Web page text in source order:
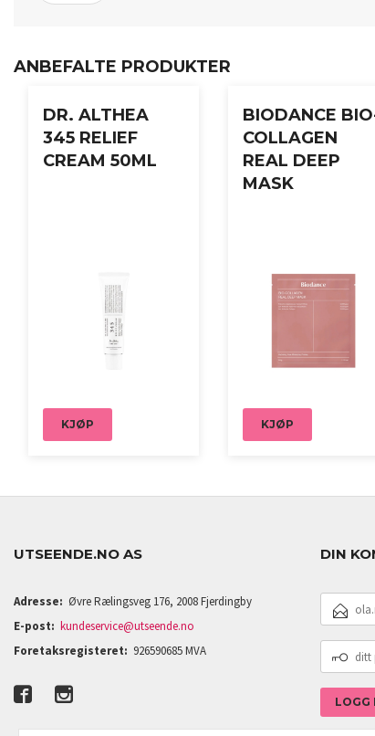
Brukerveiledning:
Skyll godt av med lunkent vann
ANBEFALTE PRODUKTER
DR. ALTHEA
345 RELIEF
CREAM 50ML
KJØP
BIODANCE
COLLAGEN
REAL DEEP
MASK
KJØP
UTSEENDE.NO AS
Adresse: Øvre Rælingsveg 176, 2008 Fjerdingby
E-post: kundeservice@utseende.no
Foretaksregisteret: 926590685 MVA
DIN